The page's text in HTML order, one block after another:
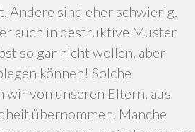
Andere sind eher schwierig,
auch in destruktive Muster
so gar nicht wollen, aber
können! Solche
wir von unseren Eltern, aus
übernommen. Manche